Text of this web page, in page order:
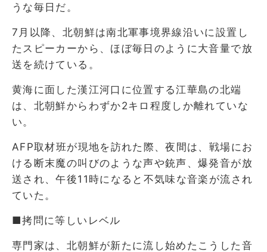
うな毎日だ。
7月以降、北朝鮮は南北軍事境界線沿いに設置し
たスピーカーから、ほぼ毎日のように大音量で放
送を続けている。
黄海に面した漢江河口に位置する江華島の北端
は、北朝鮮からわずか2キロ程度しか離れていな
い。
AFP取材班が現地を訪れた際、夜間は、戦場にお
ける断末魔の叫びのような声や銃声、爆発音が放
送され、午後11時になると不気味な音楽が流され
ていた。
■拷問に等しいレベル
専門家は、北朝鮮が新たに流し始めたこうした音